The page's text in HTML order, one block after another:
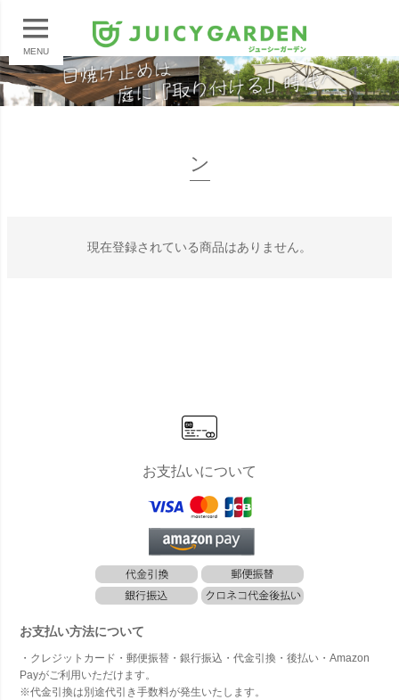
MENU
ン
現在登録されている商品はありません。
お支払いについて
お支払い方法について
・クレジットカード・郵便振替・銀行振込・代金引換・後払い・Amazon
Payがご利用いただけます。
※代金引換は別途代引き手数料が発生いたします。